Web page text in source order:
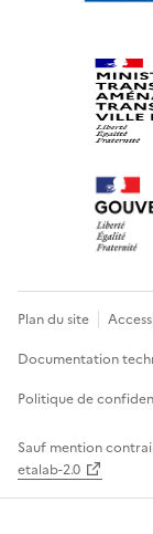
Plan du site
Documentation
Politique de
Sauf mention
etalab-2.0